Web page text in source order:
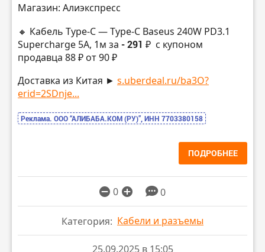
Магазин: Алиэкспресс
🔸 Кабель Type-C — Type-C Baseus 240W PD3.1
Supercharge 5A, 1м за - 291 ₽ с купоном
продавца 88 ₽ от 90 ₽
Доставка из Китая ► s.uberdeal.ru/ba3O?
erid=2SDnje...
Реклама. ООО “АЛИБАБА.КОМ (РУ)”, ИНН 7703380158
ПОДРОБНЕЕ
0 0
Категория: Кабели и разъемы
25.09.2025 в 15:05